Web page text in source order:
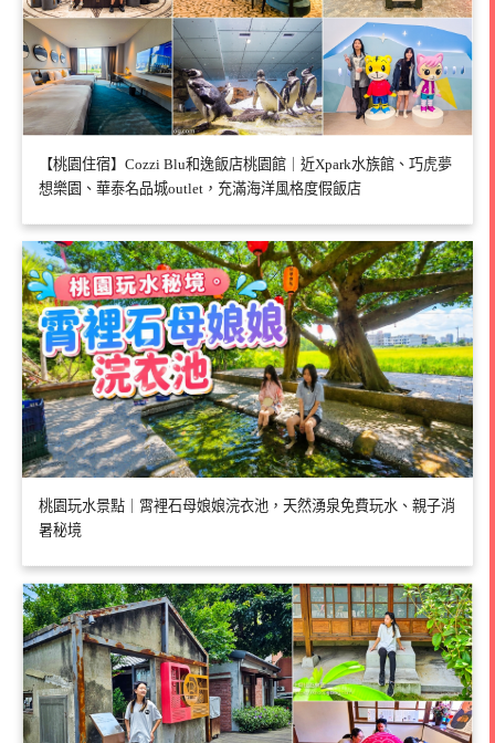
【桃園住宿】Cozzi Blu和逸飯店桃園館｜近Xpark水族館、巧虎夢
想樂園、華泰名品城outlet，充滿海洋風格度假飯店
桃園玩水景點｜霄裡石母娘娘浣衣池，天然湧泉免費玩水、親子消
暑秘境